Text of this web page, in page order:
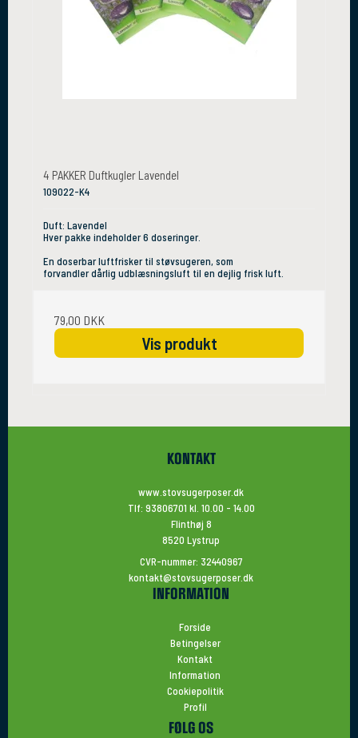
4 PAKKER Duftkugler Lavendel
109022-K4
Duft: Lavendel
Hver pakke indeholder 6 doseringer.
En doserbar luftfrisker til støvsugeren, som
forvandler dårlig udblæsningsluft til en dejlig frisk luft.
79,00 DKK
Vis produkt
KONTAKT
www.stovsugerposer.dk
Tlf: 93806701 kl. 10.00 - 14.00
Flinthøj 8
8520 Lystrup
CVR-nummer: 32440967
kontakt@stovsugerposer.dk
INFORMATION
Forside
Betingelser
Kontakt
Information
Cookiepolitik
Profil
FØLG OS